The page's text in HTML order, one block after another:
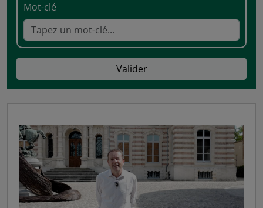
Mot-clé
Valider